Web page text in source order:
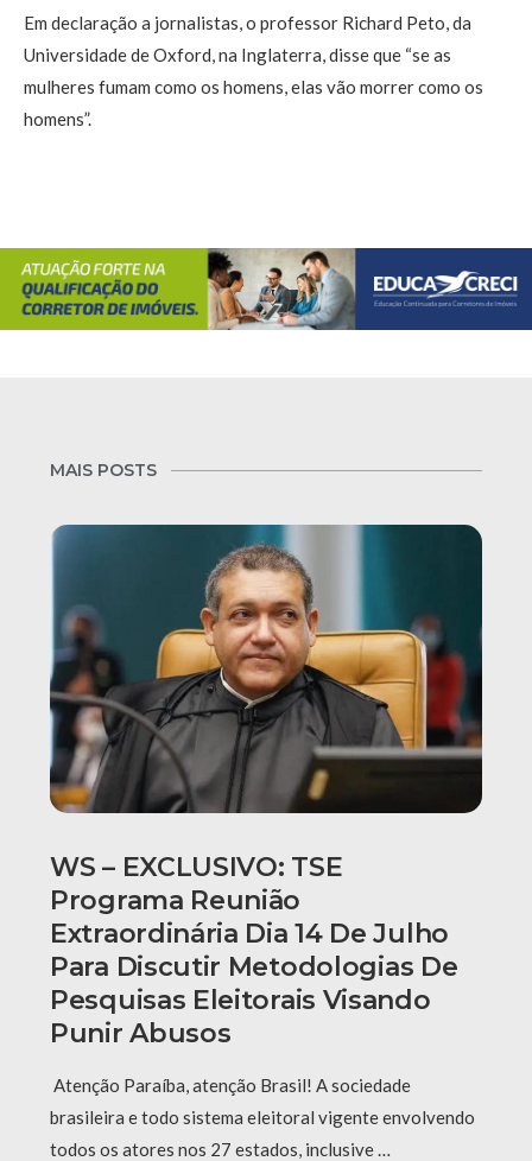
Em declaração a jornalistas, o professor Richard Peto, da
Universidade de Oxford, na Inglaterra, disse que “se as
mulheres fumam como os homens, elas vão morrer como os
homens”.
MAIS POSTS
WS – EXCLUSIVO: TSE
Programa Reunião
Extraordinária Dia 14 De Julho
Para Discutir Metodologias De
Pesquisas Eleitorais Visando
Punir Abusos
Atenção Paraíba, atenção Brasil! A sociedade
brasileira e todo sistema eleitoral vigente envolvendo
todos os atores nos 27 estados, inclusive …